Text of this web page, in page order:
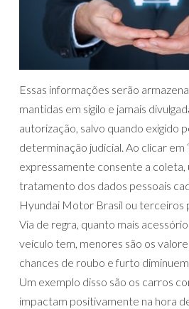
Essas informações serão
mantidas em sigilo e jamais
autorização, salvo quando exigido
determinação judicial. Ao clicar em
expressamente consente a coleta,
tratamento dos dados pessoais
Hyundai Motor Brasil ou terceiros
Via de regra, quanto mais
veículo tem, menores são os
chances de roubo e furto
Um exemplo disso são os carros
impactam positivamente na hora